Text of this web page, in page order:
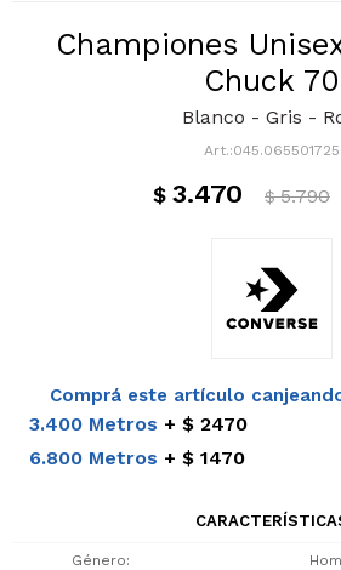
Championes
Chuck 70
Blanco - Gris -
045.065501725
$ 3.470 $ 5.790
Comprá este artículo
3.400 Metros $ 2470
6.800 Metros $ 1470
Género